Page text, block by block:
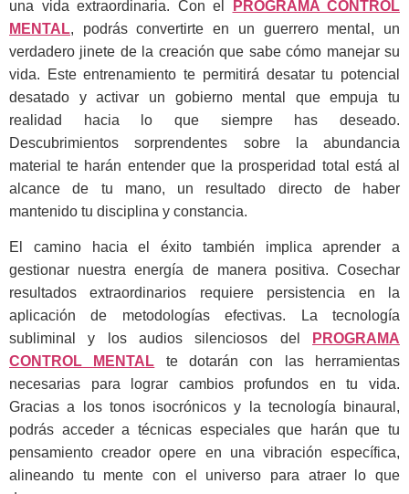
una vida extraordinaria. Con el
PROGRAMA CONTROL
MENTAL, podrás convertirte en un guerrero mental, un
verdadero jinete de la creación que sabe cómo manejar su
vida. Este entrenamiento te permitirá desatar tu potencial
desatado y activar un gobierno mental que empuja tu
realidad hacia lo que siempre has deseado.
Descubrimientos sorprendentes sobre la abundancia
material te harán entender que la prosperidad total está al
alcance de tu mano, un resultado directo de haber
mantenido tu disciplina y constancia.
El camino hacia el éxito también implica aprender a
gestionar nuestra energía de manera positiva. Cosechar
resultados extraordinarios requiere persistencia en la
aplicación de metodologías efectivas. La tecnología
subliminal y los audios silenciosos del
PROGRAMA
CONTROL MENTAL te dotarán con las herramientas
necesarias para lograr cambios profundos en tu vida.
Gracias a los tonos isocrónicos y la tecnología binaural,
podrás acceder a técnicas especiales que harán que tu
pensamiento creador opere en una vibración específica,
alineando tu mente con el universo para atraer lo que